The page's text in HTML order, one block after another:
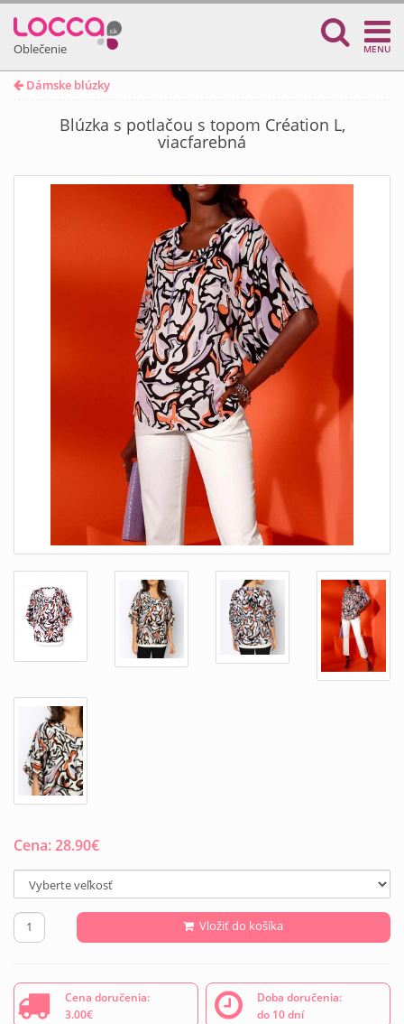
Oblečenie MENU
Dámske blúzky
Blúzka s potlačou s topom Création L,
viacfarebná
Cena:28.90€
Vložiť do košíka
Cena doručenia:
3.00€
Doba doručenia:
do 10 dní